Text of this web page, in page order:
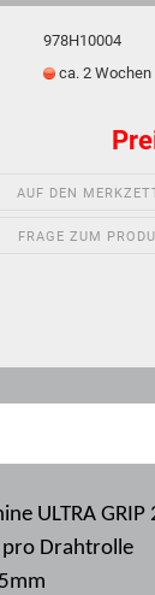
978H10004
ca. 2
AUF DEN
FRAGE ZUM
ULTRA GRIP
pro Drahtrolle